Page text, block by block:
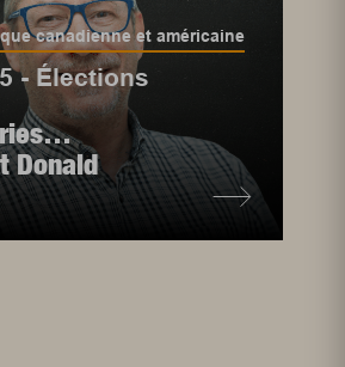
canadienne et américaine
- Élections
Donald